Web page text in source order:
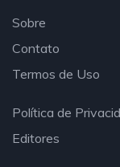
Sobre
Contato
Termos de Uso
Política de
Editores